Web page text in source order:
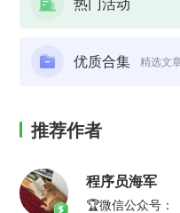
热门活动
优质合集 精选文
推荐作者
程序员海军
🏆微信公众号：